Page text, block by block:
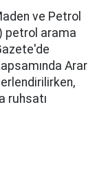
ve Petrol
petrol arama
Arar
ruhsatı